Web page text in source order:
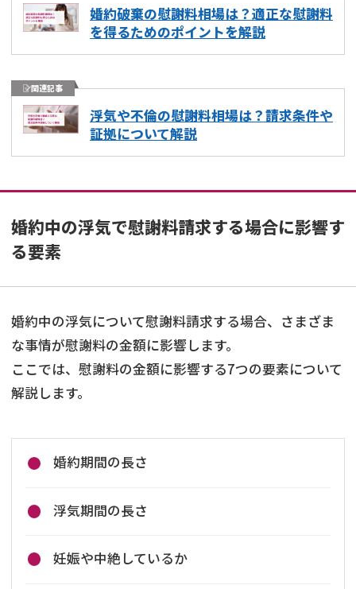
婚約破棄の慰謝料相場は？適正な慰謝料
を得るためのポイントを解説
関連記事
浮気や不倫の慰謝料相場は？請求条件や
証拠について解説
婚約中の浮気で慰謝料請求する場合に影響す
る要素
婚約中の浮気について慰謝料請求する場合、さまざま
な事情が慰謝料の金額に影響します。
ここでは、慰謝料の金額に影響する7つの要素について
解説します。
婚約期間の長さ
浮気期間の長さ
妊娠や中絶しているか